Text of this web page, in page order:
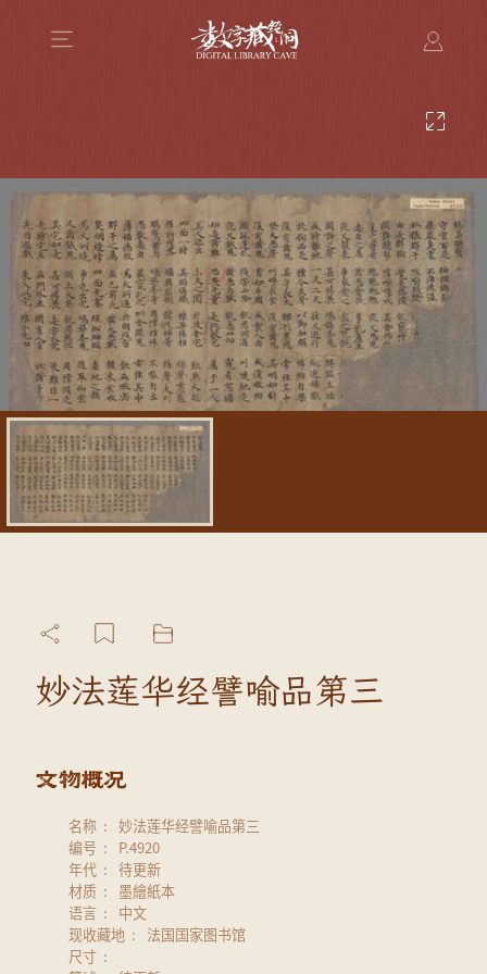
妙法莲华经譬喻品第三
名称
妙法莲华经譬喻品第三
编号
P.4920
年代
待更新
材质
墨繪紙本
语言
中文
现收藏地
法国国家图书馆
尺寸